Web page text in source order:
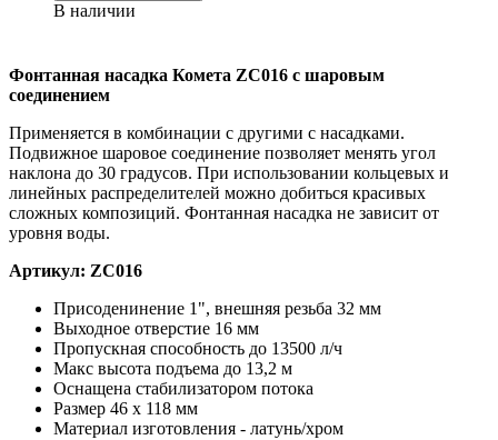
В наличии
Фонтанная насадка Комета ZC016 с шаровым
соединением
Применяется в комбинации с другими с насадками.
Подвижное шаровое соединение позволяет менять угол
наклона до 30 градусов. При использовании кольцевых и
линейных распределителей можно добиться красивых
сложных композиций. Фонтанная насадка не зависит от
уровня воды.
Артикул: ZC016
Присоденинение 1", внешняя резьба 32 мм
Выходное отверстие 16 мм
Пропускная способность до 13500 л/ч
Макс высота подъема до 13,2 м
Оснащена стабилизатором потока
Размер 46 х 118 мм
Материал изготовления - латунь/хром